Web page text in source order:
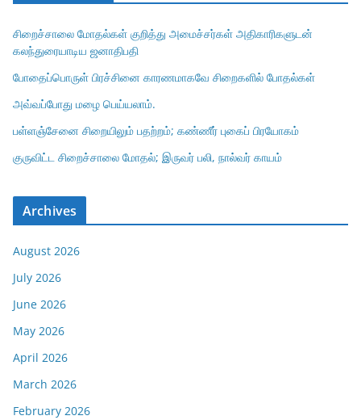
சிறைச்சாலை மோதல்கள் குறித்து அமைச்சர்கள் அதிகாரிகளுடன்
கலந்துரையாடிய ஜனாதிபதி
போதைப்பொருள் பிரச்சினை காரணமாகவே சிறைகளில் போதல்கள்
அவ்வப்போது மழை பெய்யலாம்.
பள்ளஞ்சேனை சிறையிலும் பதற்றம்; கண்ணீர் புகைப் பிரயோகம்
குருவிட்ட சிறைச்சாலை மோதல்; இருவர் பலி, நால்வர் காயம்
Archives
August 2026
July 2026
June 2026
May 2026
April 2026
March 2026
February 2026